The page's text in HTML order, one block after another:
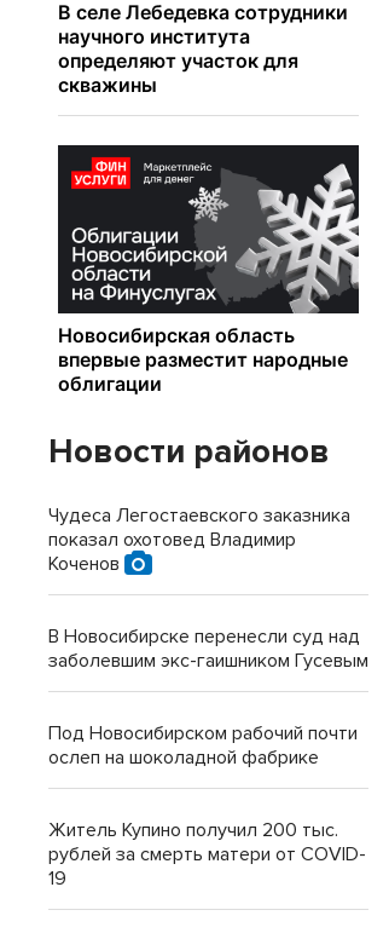
Новости районов
Чудеса Легостаевского заказника
показал охотовед Владимир
Коченов
В Новосибирске перенесли суд над
заболевшим экс-гаишником Гусевым
Под Новосибирском рабочий почти
ослеп на шоколадной фабрике
Житель Купино получил 200 тыс.
рублей за смерть матери от COVID-
19